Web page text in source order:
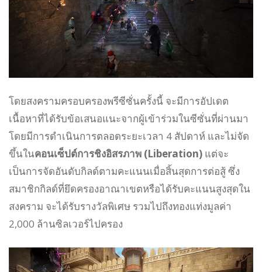
โดยสงครามครอบครองพรีซีซั่นครั้งนี้ จะมีการอัปเดต
เนื้อหาที่ได้รับข้อเสนอแนะจากผู้เข้าร่วมในซีซั่นที่ผ่านมา
โดยมีการดำเนินการตลอดระยะเวลา 4 สัปดาห์ และไม่จัด
ขึ้นในคอนเซ็ปต์การชิงอิสรภาพ (Liberation) แต่จะ
เป็นการจัดอันดับกิลด์ตามคะแนนเมื่อสิ้นสุดการต่อสู้ ซึ่ง
สมาชิกกิลด์ที่ยึดครองอาณาเขตหรือได้รับคะแนนสูงสุดใน
สงคราม จะได้รับรางวัลพิเศษ รวมไปถึงทองแท่งมูลค่า
2,000 ล้านซิลเวอร์ไปครอง